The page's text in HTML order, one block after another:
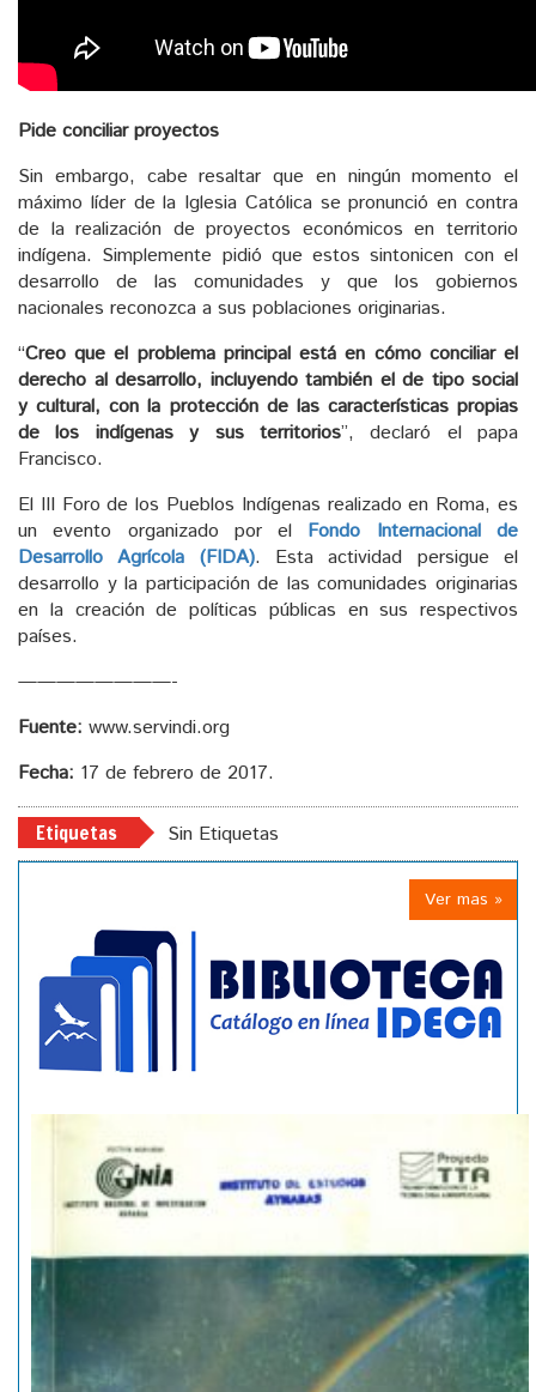
Pide conciliar proyectos
Sin embargo, cabe resaltar que en ningún momento el
máximo líder de la Iglesia Católica se pronunció en contra
de la realización de proyectos económicos en territorio
indígena. Simplemente pidió que estos sintonicen con el
desarrollo de las comunidades y que los gobiernos
nacionales reconozca a sus poblaciones originarias.
“Creo que el problema principal está en cómo conciliar el
derecho al desarrollo, incluyendo también el de tipo social
y cultural, con la protección de las características propias
de los indígenas y sus territorios”, declaró el papa
Francisco.
El III Foro de los Pueblos Indígenas realizado en Roma, es
un evento organizado por el Fondo Internacional de
Desarrollo Agrícola (FIDA). Esta actividad persigue el
desarrollo y la participación de las comunidades originarias
en la creación de políticas públicas en sus respectivos
países.
————————-
Fuente: www.servindi.org
Fecha: 17 de febrero de 2017.
Etiquetas Sin Etiquetas
Ver mas »